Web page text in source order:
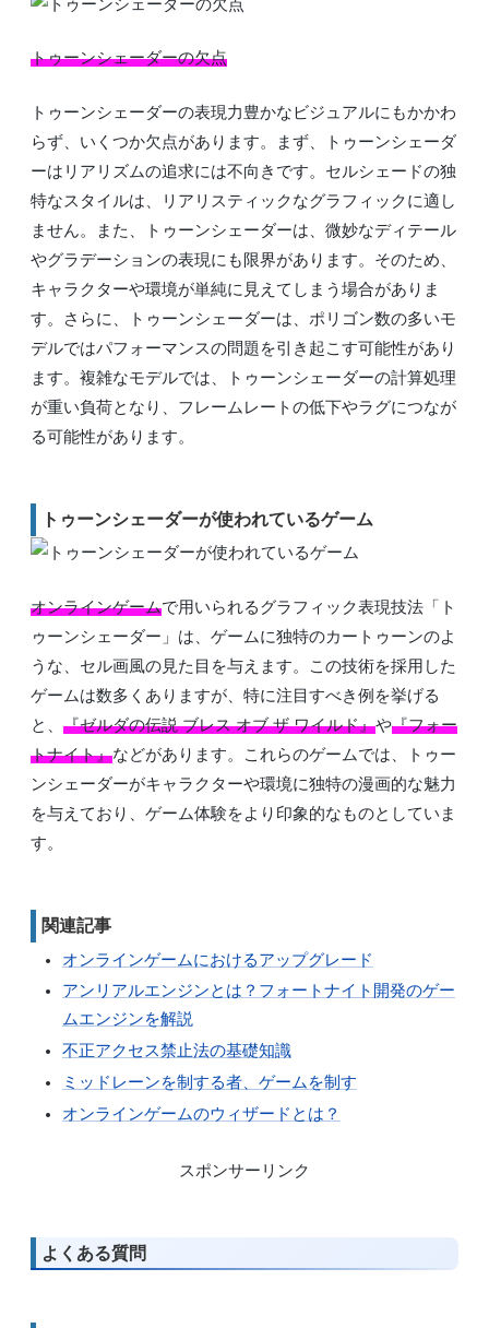
トゥーンシェーダーの欠点
トゥーンシェーダーの表現力豊かなビジュアルにもかかわ
らず、いくつか欠点があります。まず、トゥーンシェーダ
ーはリアリズムの追求には不向きです。セルシェードの独
特なスタイルは、リアリスティックなグラフィックに適し
ません。また、トゥーンシェーダーは、微妙なディテール
やグラデーションの表現にも限界があります。そのため、
キャラクターや環境が単純に見えてしまう場合がありま
す。さらに、トゥーンシェーダーは、ポリゴン数の多いモ
デルではパフォーマンスの問題を引き起こす可能性があり
ます。複雑なモデルでは、トゥーンシェーダーの計算処理
が重い負荷となり、フレームレートの低下やラグにつなが
る可能性があります。
トゥーンシェーダーが使われているゲーム
オンラインゲームで用いられるグラフィック表現技法「ト
ゥーンシェーダー」は、ゲームに独特のカートゥーンのよ
うな、セル画風の見た目を与えます。この技術を採用した
ゲームは数多くありますが、特に注目すべき例を挙げる
と、 『ゼルダの伝説 ブレス オブ ザ ワイルド』や『フォー
トナイト』などがあります。これらのゲームでは、トゥー
ンシェーダーがキャラクターや環境に独特の漫画的な魅力
を与えており、ゲーム体験をより印象的なものとしていま
す。
関連記事
オンラインゲームにおけるアップグレード
アンリアルエンジンとは？フォートナイト開発のゲー
ムエンジンを解説
不正アクセス禁止法の基礎知識
ミッドレーンを制する者、ゲームを制す
オンラインゲームのウィザードとは？
スポンサーリンク
よくある質問